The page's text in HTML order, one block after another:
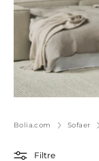
Bolia.com Sofaer
Filtre